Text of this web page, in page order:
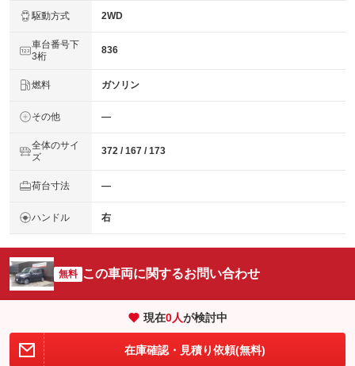
駆動方式 2WD
車台番号下
3桁
836
燃料 ガソリン
その他 ―
全体のサイ
ズ
372 / 167 / 173
荷台寸法 ―
ハンドル 右
無料 この車両に関するお問い合わせ
現在0人が検討中
在庫確認・見積り依頼(無料)